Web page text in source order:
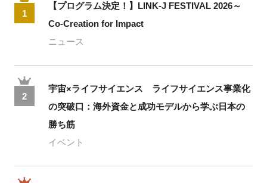
1
【プログラム決定！】LINK-J FESTIVAL 2026～
Co-Creation for Impact
ニュース
2
宇宙×ライフサイエンス ライフサイエンス事業化
の突破口：海外資金と成功モデルから学ぶ日本の
勝ち筋
イベント